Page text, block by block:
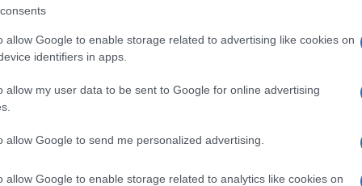
allow Google to enable storage related to advertising like cookies on
identifiers in apps.
allow my user data to be sent to Google for online advertising
allow Google to send me personalized advertising.
allow Google to enable storage related to analytics like cookies on
nella sezioneLogin
In Evidenza I𝐥 𝐒𝐚𝐥𝐨𝐭𝐭𝐨 𝐝𝐢 𝐍𝐚𝐭𝐚𝐥𝐞 𝐂𝐢𝐧𝐞𝐦𝐚 𝐄𝐝𝐢𝐭𝐢𝐨𝐧